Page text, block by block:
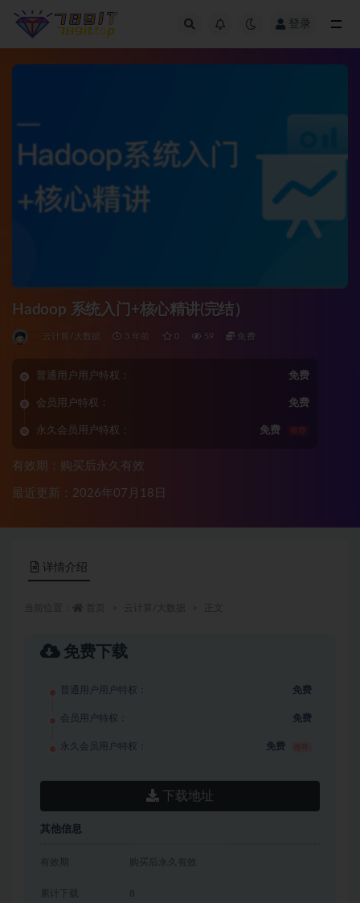
登录
Hadoop 系统入门+核心精讲(完结）
云计算/大数据 3 年前 0 59 免费
普通用户用户特权： 免费
会员用户特权： 免费
永久会员用户特权： 免费 推荐
有效期：购买后永久有效
最近更新：2026年07月18日
详情介绍
免费下载
普通用户用户特权： 免费
会员用户特权： 免费
永久会员用户特权： 免费
下载地址
其他信息
有效期 购买后永久有效
累计下载 8